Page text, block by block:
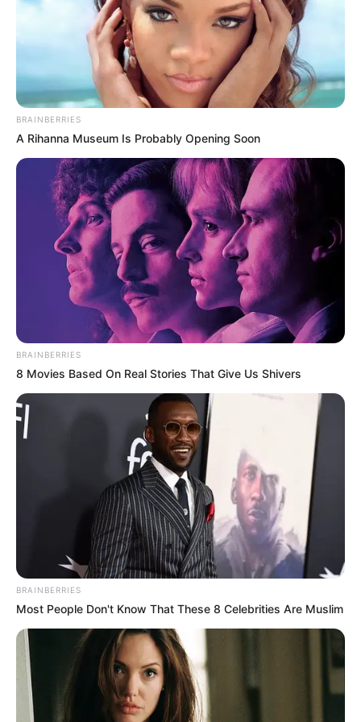
Serem! 9 Chat Ojek Online &
Pelanggan Ini Bikin Auto
Merinding
Bikin Ngakak, 10 Potret
Cosplay Murah Pakai Bahan
Anti Mainstream, 10 Cara
Membawa Barang Belanjaan
Versi Warga Thailand
BRAINBERRIES
A Rihanna Museum Is Probably Opening Soon
BRAINBERRIES
8 Movies Based On Real Stories That Give Us Shivers
BRAINBERRIES
Most People Don't Know That These 8 Celebrities Are Muslim